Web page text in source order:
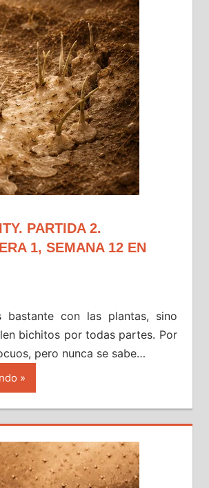
PARTIDA 2.
1, SEMANA 12 EN
bastante con las plantas, sino
bichitos por todas partes. Por
pero nunca se sabe…